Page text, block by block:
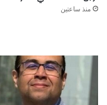
منذ ساعتين